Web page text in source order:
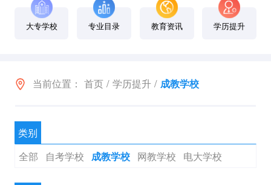
大专学校 专业目录 教育资讯 学历提升
当前位置： 首页/ 学历提升/ 成教学校
类别
全部
自考学校 成教学校 网教学校 电大学校